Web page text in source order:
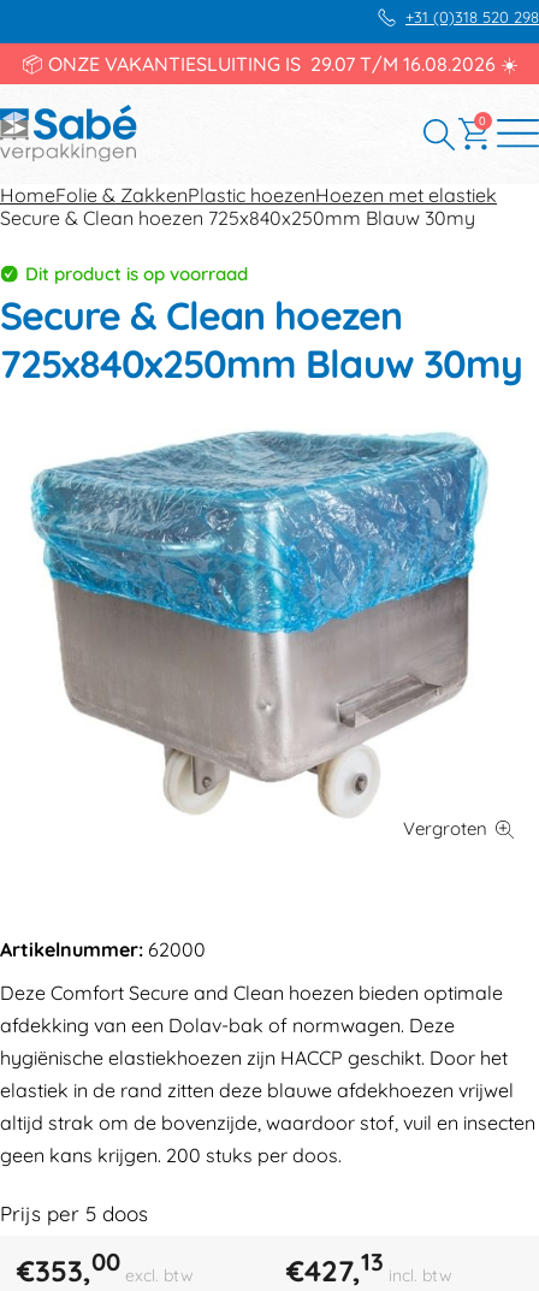
+31 (0)318 520 298
📦 ONZE VAKANTIESLUITING IS 29.07 T/M 16.08.2026 ☀️
0
HomeFolie & ZakkenPlastic hoezenHoezen met elastiek
Secure & Clean hoezen 725x840x250mm Blauw 30my
Dit product is op voorraad
Secure & Clean hoezen
725x840x250mm Blauw 30my
Artikelnummer: 62000
Deze Comfort Secure and Clean hoezen bieden optimale
afdekking van een Dolav-bak of normwagen. Deze
hygiënische elastiekhoezen zijn HACCP geschikt. Door het
elastiek in de rand zitten deze blauwe afdekhoezen vrijwel
altijd strak om de bovenzijde, waardoor stof, vuil en insecten
geen kans krijgen. 200 stuks per doos.
Prijs per 5 doos
€353,00 excl. btw €427,13 incl. btw